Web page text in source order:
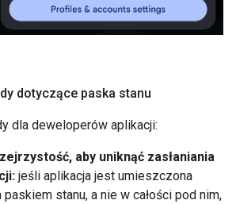
dotyczące paska stanu
dla deweloperów aplikacji:
aby uniknąć zasłaniania
jeśli aplikacja jest umieszczona
stanu, a nie w całości pod nim,